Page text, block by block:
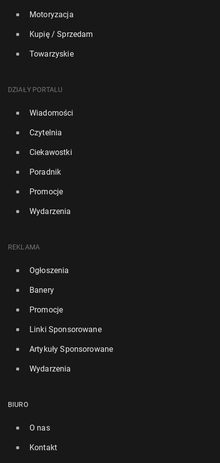
Motoryzacja
Kupię / Sprzedam
Towarzyskie
DZIAŁY PORTALU
Wiadomości
Czytelnia
Ciekawostki
Poradnik
Promocje
Wydarzenia
REKLAMA
Ogłoszenia
Banery
Promocje
Linki Sponsorowane
Artykuły Sponsorowane
Wydarzenia
BIURO
O nas
Kontakt